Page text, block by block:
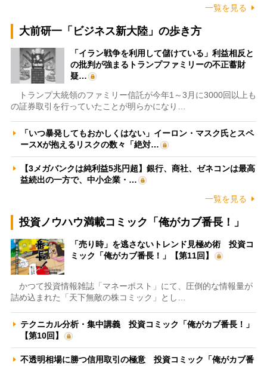
一覧を見る
大前研一「ビジネス新大陸」の歩き方
「イラン戦争を利用して儲けている」利益相反と
の批判が強まるトランプファミリーの不正蓄財
疑…
トランプ大統領のファミリー信託が今年1～3月に3000回以上も
の証券取引を行っていたことが明らかになり…
「いつ暴発してもおかしくはない」イーロン・マスク氏とスペ
ースXが抱えるリスクの数々「絶対…
【3メガバンクは純利益5兆円超】銀行、商社、ゼネコンは最高
益続出の一方で、中小企業・…
一覧を見る
投資ノウハウ満載コミック「俺がカブ番長！」
「売り時」を逃さないトレンド見極め術 投資コ
ミック「俺がカブ番長！」【第11回】
かつて投資情報雑誌「マネーポスト」にて、圧倒的な情報量が
詰め込まれた「天下無敵の株コミック」とし…
テクニカル分析・集中講義 投資コミック「俺がカブ番長！」
【第10回】
不透明相場に勝つ信用取引の極意 投資コミック「俺がカブ番